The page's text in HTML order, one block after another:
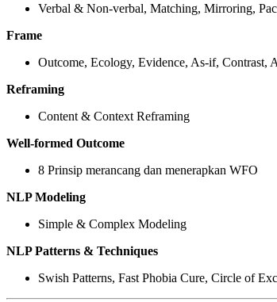
Verbal & Non-verbal, Matching, Mirroring,
Frame
Outcome, Ecology, Evidence, As-if, Contrast,
Reframing
Content & Context Reframing
Well-formed Outcome
8 Prinsip merancang dan menerapkan WFO
NLP Modeling
Simple & Complex Modeling
NLP Patterns & Techniques
Swish Patterns, Fast Phobia Cure, Circle of